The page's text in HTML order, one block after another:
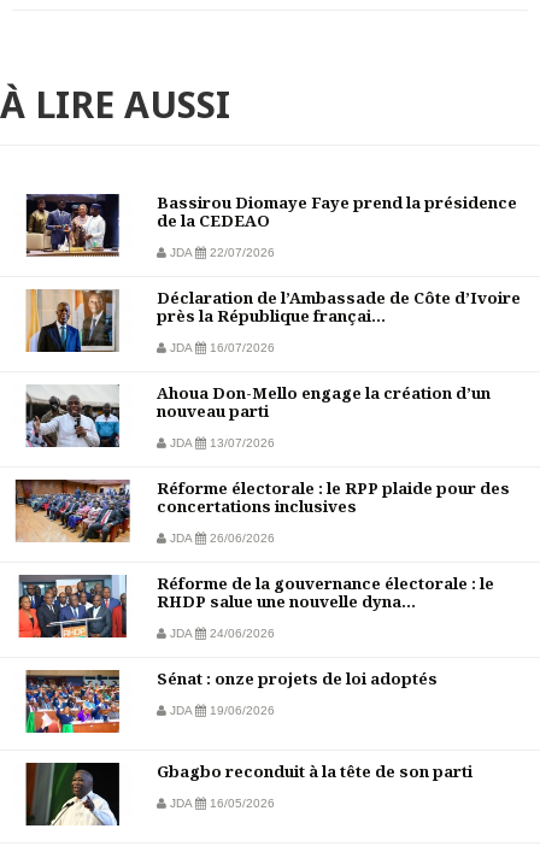
À LIRE AUSSI
Bassirou Diomaye Faye prend la présidence
de la CEDEAO
JDA 22/07/2026
Déclaration de l’Ambassade de Côte d’Ivoire
près la République françai...
JDA 16/07/2026
Ahoua Don-Mello engage la création d’un
nouveau parti
JDA 13/07/2026
Réforme électorale : le RPP plaide pour des
concertations inclusives
JDA 26/06/2026
Réforme de la gouvernance électorale : le
RHDP salue une nouvelle dyna...
JDA 24/06/2026
Sénat : onze projets de loi adoptés
JDA 19/06/2026
Gbagbo reconduit à la tête de son parti
JDA 16/05/2026